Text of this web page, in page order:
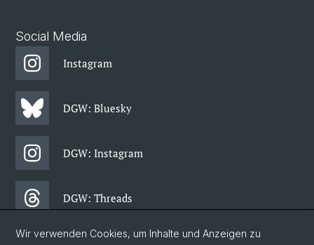
Social Media
Instagram
DGW: Bluesky
DGW: Instagram
DGW: Threads
Wir verwenden Cookies, um Inhalte und Anzeigen zu